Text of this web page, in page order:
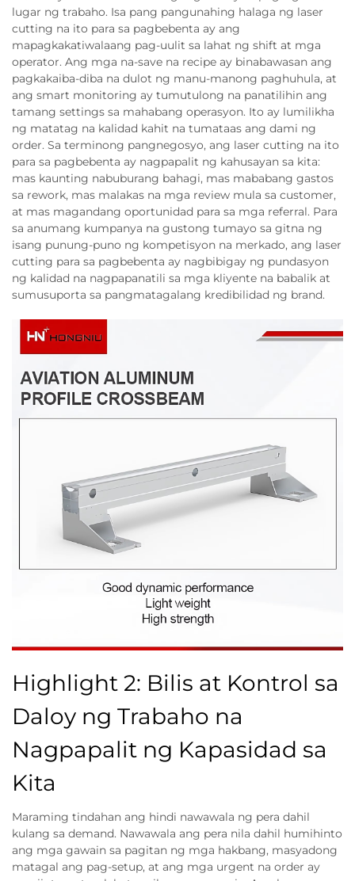
lugar ng trabaho. Isa pang pangunahing halaga ng laser
cutting na ito para sa pagbebenta ay ang
mapagkakatiwalaang pag-uulit sa lahat ng shift at mga
operator. Ang mga na-save na recipe ay binabawasan ang
pagkakaiba-diba na dulot ng manu-manong paghuhula, at
ang smart monitoring ay tumutulong na panatilihin ang
tamang settings sa mahabang operasyon. Ito ay lumilikha
ng matatag na kalidad kahit na tumataas ang dami ng
order. Sa terminong pangnegosyo, ang laser cutting na ito
para sa pagbebenta ay nagpapalit ng kahusayan sa kita:
mas kaunting nabuburang bahagi, mas mababang gastos
sa rework, mas malakas na mga review mula sa customer,
at mas magandang oportunidad para sa mga referral. Para
sa anumang kumpanya na gustong tumayo sa gitna ng
isang punung-puno ng kompetisyon na merkado, ang laser
cutting para sa pagbebenta ay nagbibigay ng pundasyon
ng kalidad na nagpapanatili sa mga kliyente na babalik at
sumusuporta sa pangmatagalang kredibilidad ng brand.
Highlight 2: Bilis at Kontrol sa
Daloy ng Trabaho na
Nagpapalit ng Kapasidad sa
Kita
Maraming tindahan ang hindi nawawala ng pera dahil
kulang sa demand. Nawawala ang pera nila dahil humihinto
ang mga gawain sa pagitan ng mga hakbang, masyadong
matagal ang pag-setup, at ang mga urgent na order ay